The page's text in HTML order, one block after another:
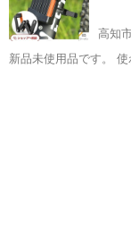
高知
新品未使用品です。